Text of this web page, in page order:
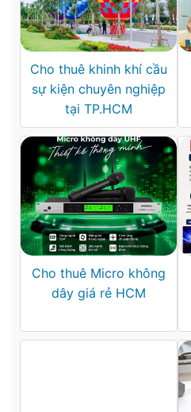
Cho thuê khinh khí cầu
sự kiện chuyên nghiệp
tại TP.HCM
Cho thuê Micro không
dây giá rẻ HCM